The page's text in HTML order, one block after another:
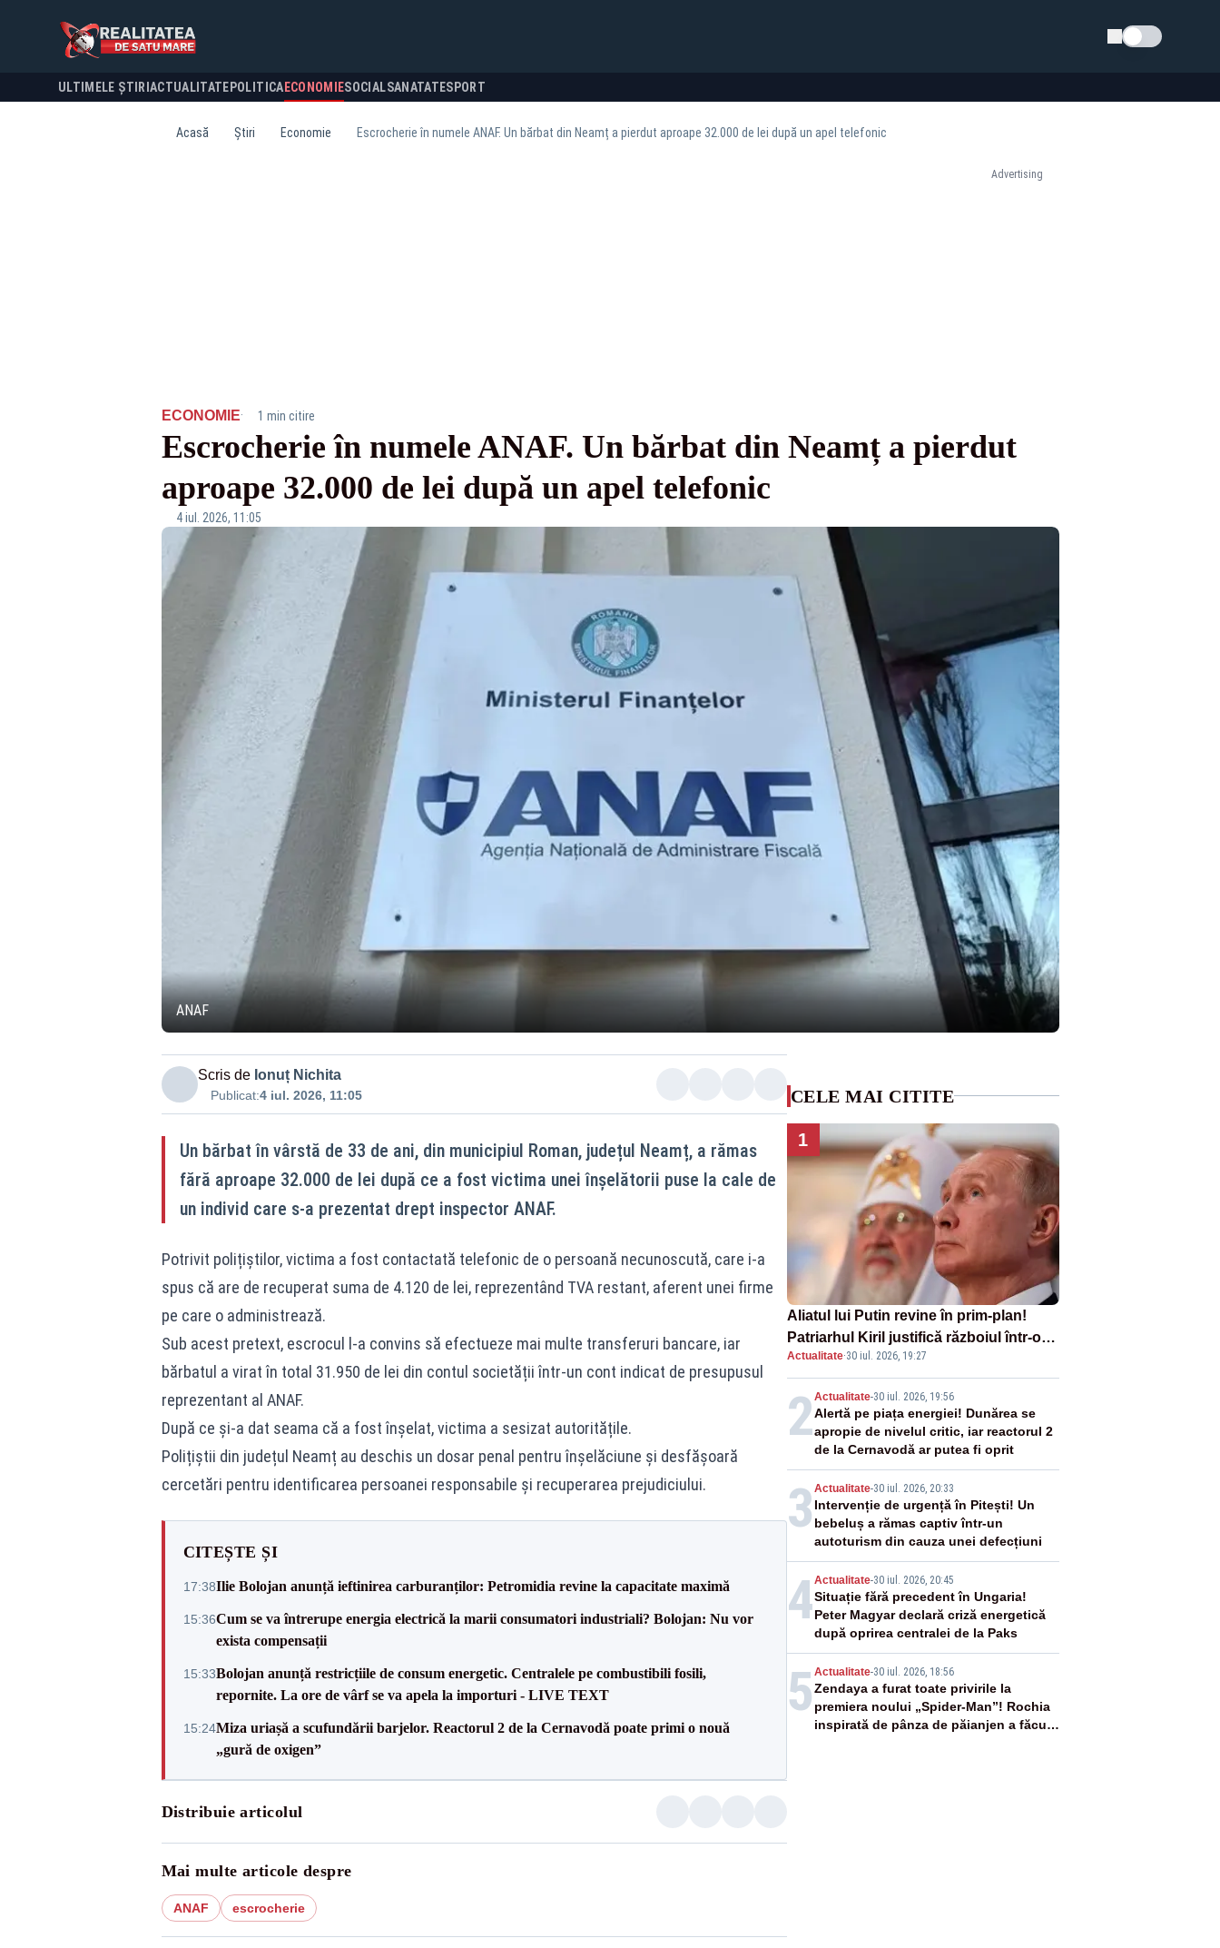
Schimba tema
ULTIMELE ȘTIRI ACTUALITATE POLITICA ECONOMIESOCIALSANATATESPORT
Acasă Știri Economie Escrocherie în numele ANAF. Un bărbat din Neamț a pierdut aproape 32.000 de lei după un apel telefonic
Advertising
ECONOMIE· 1 min citire
Escrocherie în numele ANAF. Un bărbat din Neamț a pierdut
aproape 32.000 de lei după un apel telefonic
4 iul. 2026, 11:05
ANAF
Scris de Ionuț Nichita
Publicat:4 iul. 2026, 11:05
Un bărbat în vârstă de 33 de ani, din municipiul Roman, județul Neamț, a rămas
fără aproape 32.000 de lei după ce a fost victima unei înșelătorii puse la cale de
un individ care s-a prezentat drept inspector ANAF.
Potrivit polițiștilor, victima a fost contactată telefonic de o persoană necunoscută, care i-a
spus că are de recuperat suma de 4.120 de lei, reprezentând TVA restant, aferent unei firme
pe care o administrează.
Sub acest pretext, escrocul l-a convins să efectueze mai multe transferuri bancare, iar
bărbatul a virat în total 31.950 de lei din contul societății într-un cont indicat de presupusul
reprezentant al ANAF.
După ce și-a dat seama că a fost înșelat, victima a sesizat autoritățile.
Polițiștii din județul Neamț au deschis un dosar penal pentru înșelăciune și desfășoară
cercetări pentru identificarea persoanei responsabile și recuperarea prejudiciului.
CITEȘTE ȘI
17:38Ilie Bolojan anunță ieftinirea carburanților: Petromidia revine la capacitate maximă
15:36Cum se va întrerupe energia electrică la marii consumatori industriali? Bolojan: Nu vor
exista compensații
15:33Bolojan anunță restricțiile de consum energetic. Centralele pe combustibili fosili,
repornite. La ore de vârf se va apela la importuri - LIVE TEXT
15:24Miza uriașă a scufundării barjelor. Reactorul 2 de la Cernavodă poate primi o nouă
„gură de oxigen”
Distribuie articolul
Mai multe articole despre
ANAF escrocherie
CELE MAI CITITE
1
Aliatul lui Putin revine în prim-plan!
Patriarhul Kiril justifică războiul într-o
nouă carte
Actualitate·30 iul. 2026, 19:27
2Actualitate-30 iul. 2026, 19:56
Alertă pe piața energiei! Dunărea se
apropie de nivelul critic, iar reactorul 2
de la Cernavodă ar putea fi oprit
3 Actualitate-30 iul. 2026, 20:33
Intervenție de urgență în Pitești! Un
bebeluș a rămas captiv într-un
autoturism din cauza unei defecțiuni
4Actualitate-30 iul. 2026, 20:45
Situație fără precedent în Ungaria!
Peter Magyar declară criză energetică
după oprirea centralei de la Paks
5 Actualitate-30 iul. 2026, 18:56
Zendaya a furat toate privirile la
premiera noului „Spider-Man”! Rochia
inspirată de pânza de păianjen a făcut